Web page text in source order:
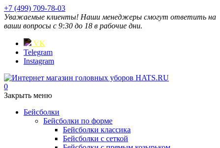
+7 (499) 709-78-03
Уважаемые клиенты! Наши менеджеры смогут ответить на
ваши вопросы с 9:30 до 18 в рабочие дни.
VK
Telegram
Instagram
0
Закрыть меню
Бейсболки
Бейсболки по форме
Бейсболки классика
Бейсболки с сеткой